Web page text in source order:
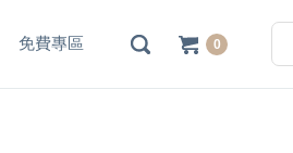
免費專區 0